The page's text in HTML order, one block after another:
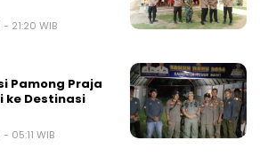
21:20 WIB
Pamong Praja
ke Destinasi
05:11 WIB